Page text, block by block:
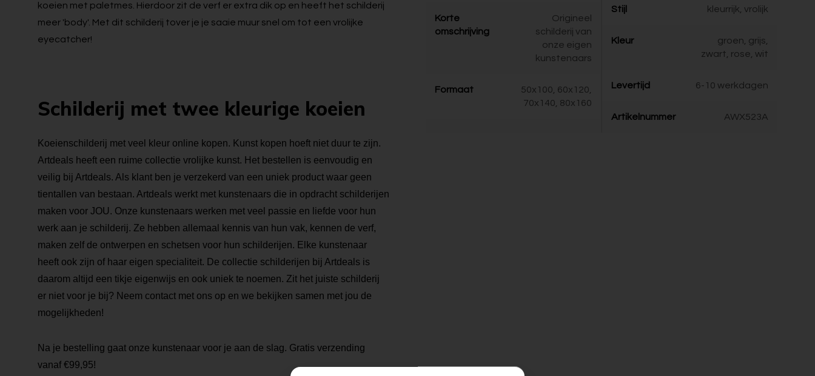
koeien met paletmes. Hierdoor zit de verf er extra dik op en heeft het schilderij
meer 'body'. Met dit schilderij tover je je saaie muur snel om tot een vrolijke
eyecatcher!
Schilderij met twee kleurige koeien
Koeienschilderij met veel kleur online kopen. Kunst kopen hoeft niet duur te zijn.
Artdeals heeft een ruime collectie vrolijke kunst. Het bestellen is eenvoudig en
veilig bij Artdeals. Als klant ben je verzekerd van een uniek product waar geen
tientallen van bestaan. Artdeals werkt met kunstenaars die in opdracht schilderijen
maken voor JOU. Onze kunstenaars werken met veel passie en liefde voor hun
werk aan je schilderij. Ze hebben allemaal kennis van hun vak, kennen de verf,
maken zelf de ontwerpen en schetsen voor hun schilderijen. Elke kunstenaar
heeft ook zijn of haar eigen specialiteit. De collectie schilderijen bij Artdeals is
daarom altijd een tikje eigenwijs en ook uniek te noemen. Zit het juiste schilderij
er niet voor je bij? Neem contact met ons op en we bekijken samen met jou de
mogelijkheden!
Na je bestelling gaat onze kunstenaar voor je aan de slag. Gratis verzending
vanaf €99,95!
Korte
omschrijving
Origineel
schilderij van
onze eigen
kunstenaars
Formaat
50x100, 60x120,
70x140, 80x160
Stijl kleurrijk, vrolijk
Kleur
groen, grijs,
zwart, rose, wit
Levertijd 6-10 werkdagen
Artikelnummer AWX523A